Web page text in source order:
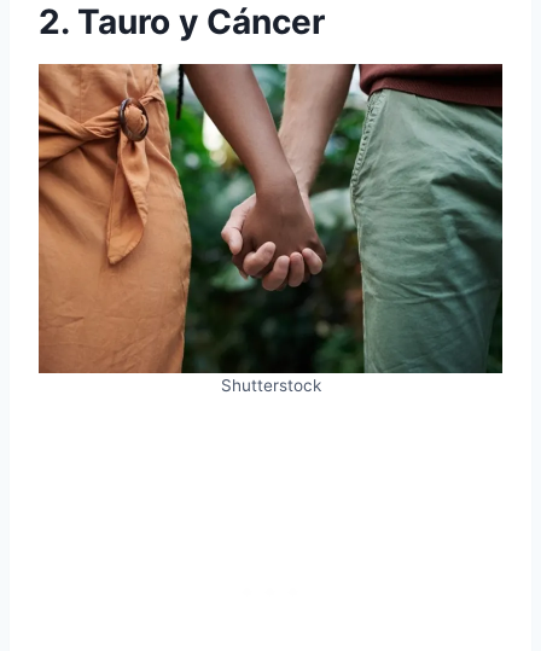
2. Tauro y Cáncer
Shutterstock